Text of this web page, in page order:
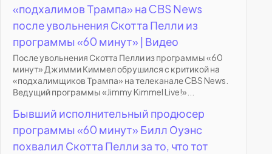
«подхалимов Трампа» на CBS News
после увольнения Скотта Пелли из
программы «60 минут» | Видео
После увольнения Скотта Пелли из программы «60
минут» Джимми Киммел обрушился с критикой на
«подхалимщиков Трампа» на телеканале CBS News.
Ведущий программы «Jimmy Kimmel Live!»...
Бывший исполнительный продюсер
программы «60 минут» Билл Оуэнс
похвалил Скотта Пелли за то, что тот